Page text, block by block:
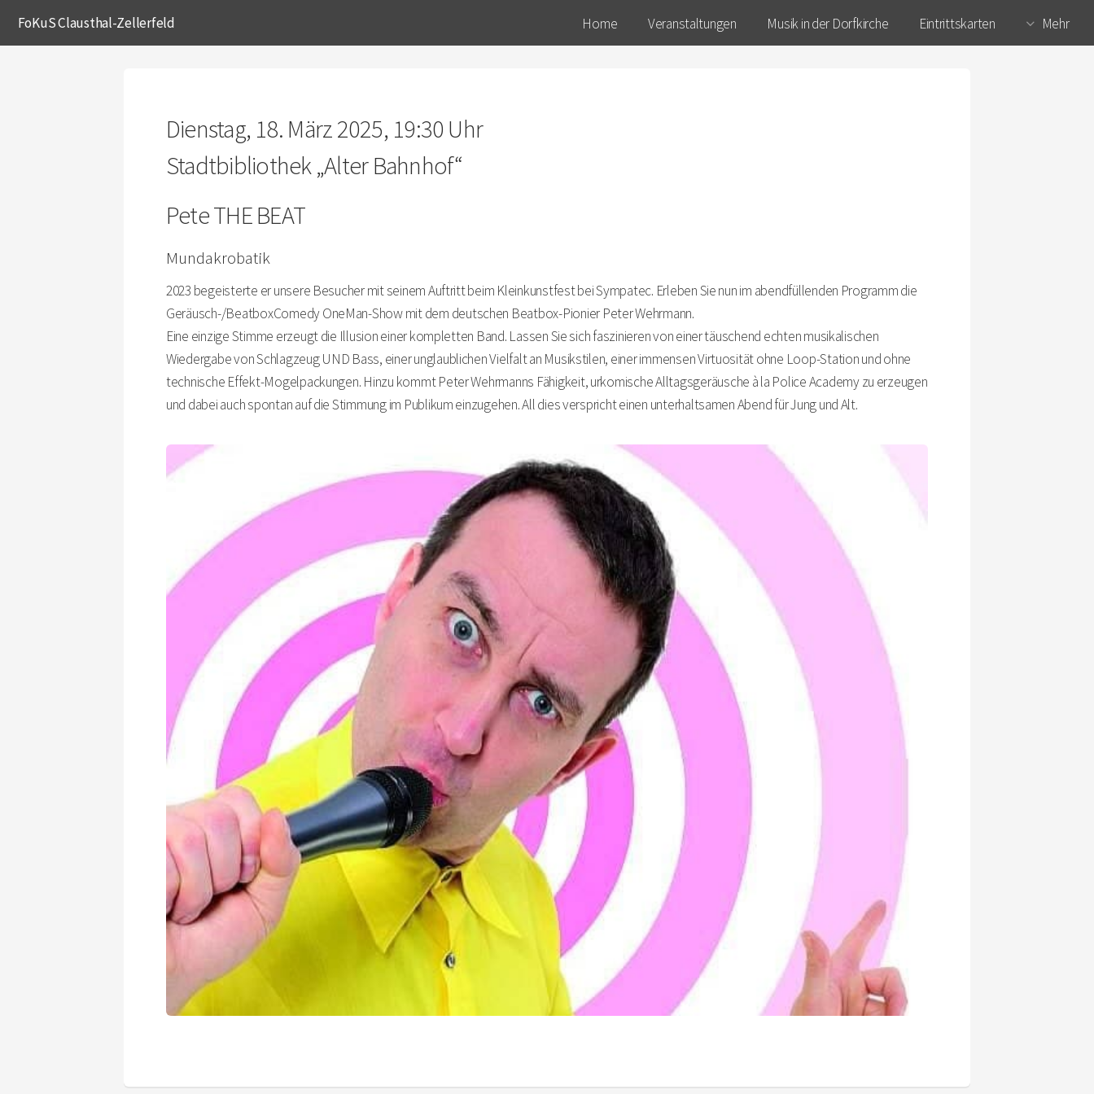
FoKuS Clausthal-Zellerfeld Home Veranstaltungen Musik in der Dorfkirche Eintrittskarten Mehr
Dienstag, 18. März 2025, 19:30 Uhr
Stadtbibliothek „Alter Bahnhof“
Pete THE BEAT
Mundakrobatik
2023 begeisterte er unsere Besucher mit seinem Auftritt beim Kleinkunstfest bei Sympatec. Erleben Sie nun im abendfüllenden Programm die
Geräusch-/BeatboxComedy OneMan-Show mit dem deutschen Beatbox-Pionier Peter Wehrmann.
Eine einzige Stimme erzeugt die Illusion einer kompletten Band. Lassen Sie sich faszinieren von einer täuschend echten musikalischen
Wiedergabe von Schlagzeug UND Bass, einer unglaublichen Vielfalt an Musikstilen, einer immensen Virtuosität ohne Loop-Station und ohne
technische Effekt-Mogelpackungen. Hinzu kommt Peter Wehrmanns Fähigkeit, urkomische Alltagsgeräusche à la Police Academy zu erzeugen
und dabei auch spontan auf die Stimmung im Publikum einzugehen. All dies verspricht einen unterhaltsamen Abend für Jung und Alt.